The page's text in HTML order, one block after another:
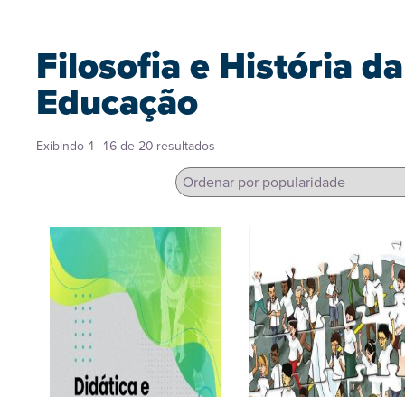
Filosofia e História da
Educação
Exibindo 1–16 de 20 resultados
popularidade